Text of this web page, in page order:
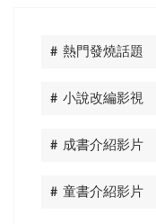
# 熱門發燒話題
# 小說改編影視
# 成書介紹影片
# 童書介紹影片